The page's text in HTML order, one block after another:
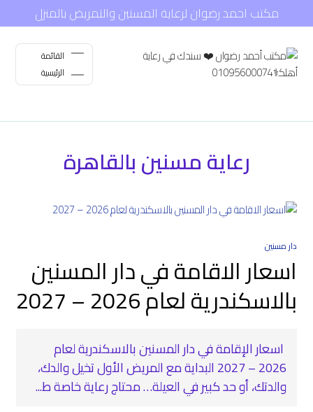
مكتب احمد رضوان لرعاية المسنين والتمريض بالمنزل
القائمة
الرئيسية
رعاية مسنين بالقاهرة
دار مسنين
اسعار الاقامة في دار المسنين
بالاسكندرية لعام 2026 – 2027
اسعار الإقامة في دار المسنين بالاسكندرية لعام
2026 – 2027 البداية مع المريض الأول تخيل والدك،
والدتك، أو حد كبير في العيلة… محتاج رعاية خاصة ط...